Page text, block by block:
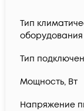
Тип
оборудования
Тип
Мощность, Вт
Нaпряжение